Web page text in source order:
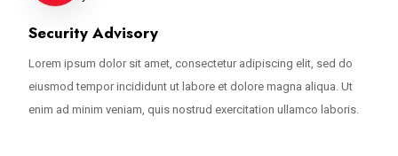
Security Advisory
Lorem ipsum dolor sit amet, consectetur adipiscing elit, sed do
eiusmod tempor incididunt ut labore et dolore magna aliqua. Ut
enim ad minim veniam, quis nostrud exercitation ullamco laboris.